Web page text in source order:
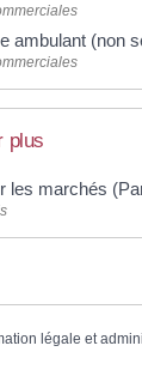
ambulant (non
plus
les marchés
légale et